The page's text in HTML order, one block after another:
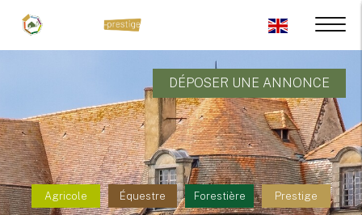
DÉPOSER UNE ANNONCE
Agricole Équestre Forestière Prestige